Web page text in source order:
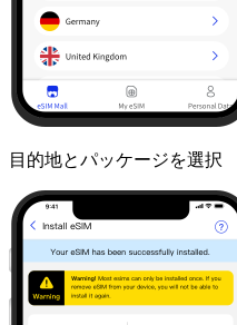
目的地とパッケージを選択